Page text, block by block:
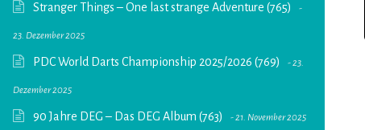
Stranger Things – One last strange Adventure (765)
23. Dezember 2025
PDC World Darts Championship 2025/2026 (769) 23.
Dezember 2025
90 Jahre DEG – Das DEG Album (763) 21. November 2025